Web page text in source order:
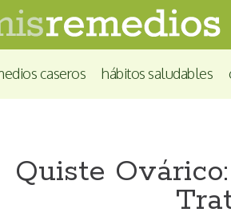
caseros hábitos saludables
Quiste